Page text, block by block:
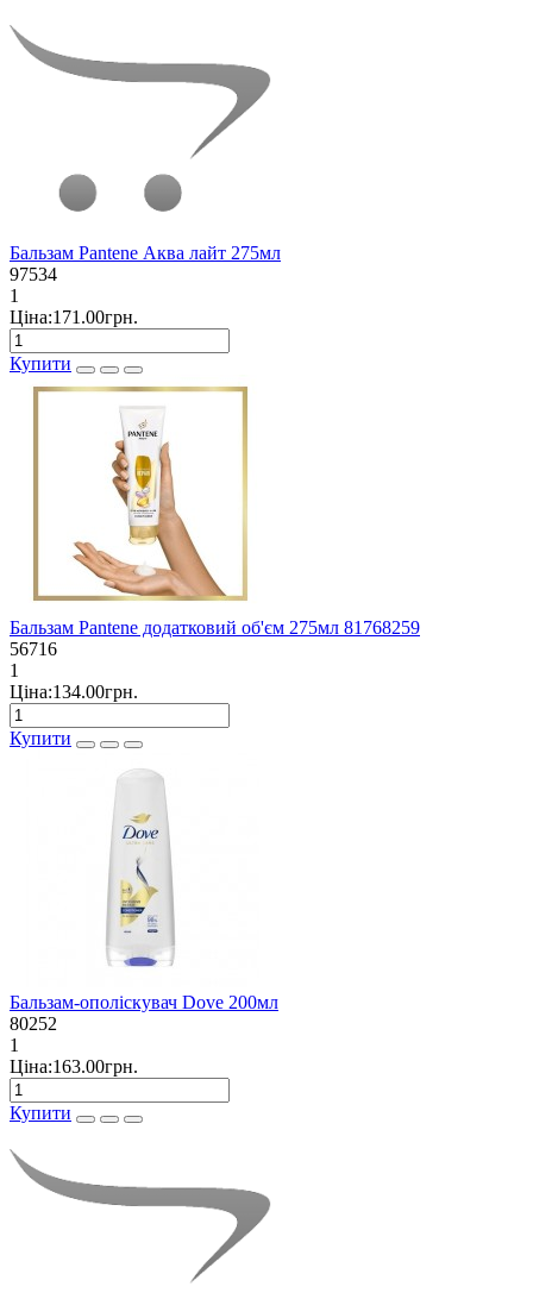
Бальзам Pantene Аква лайт 275мл
97534
1
Ціна:171.00грн.
Купити
Бальзам Pantene додатковий об'єм 275мл 81768259
56716
1
Ціна:134.00грн.
Купити
Бальзам-ополіскувач Dove 200мл
80252
1
Ціна:163.00грн.
Купити